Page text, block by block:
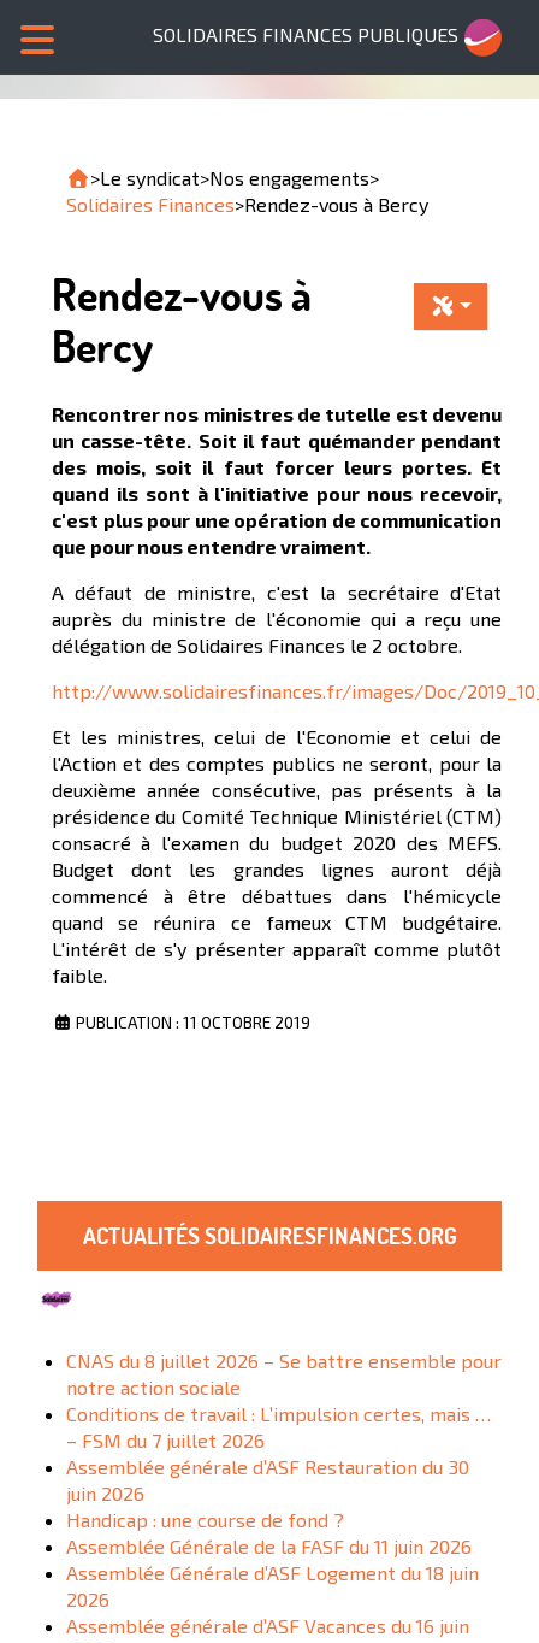
SOLIDAIRES FINANCES PUBLIQUES
>Le syndicat>Nos engagements>
Solidaires Finances>Rendez-vous à Bercy
Rendez-vous à
Bercy
Rencontrer nos ministres de tutelle est devenu
un casse-tête. Soit il faut quémander pendant
des mois, soit il faut forcer leurs portes. Et
quand ils sont à l'initiative pour nous recevoir,
c'est plus pour une opération de communication
que pour nous entendre vraiment.
A défaut de ministre, c'est la secrétaire d'Etat
auprès du ministre de l'économie qui a reçu une
délégation de Solidaires Finances le 2 octobre.
http://www.solidairesfinances.fr/images/Doc/
Et les ministres, celui de l'Economie et celui de
l'Action et des comptes publics ne seront, pour la
deuxième année consécutive, pas présents à la
présidence du Comité Technique Ministériel (CTM)
consacré à l'examen du budget 2020 des MEFS.
Budget dont les grandes lignes auront déjà
commencé à être débattues dans l'hémicycle
quand se réunira ce fameux CTM budgétaire.
L'intérêt de s'y présenter apparaît comme plutôt
faible.
PUBLICATION : 11 OCTOBRE 2019
ACTUALITÉS SOLIDAIRESFINANCES.ORG
CNAS du 8 juillet 2026 – Se battre ensemble pour
notre action sociale
Conditions de travail : L’impulsion certes, mais …
– FSM du 7 juillet 2026
Assemblée générale d’ASF Restauration du 30
juin 2026
Handicap : une course de fond ?
Assemblée Générale de la FASF du 11 juin 2026
Assemblée Générale d’ASF Logement du 18 juin
2026
Assemblée générale d’ASF Vacances du 16 juin